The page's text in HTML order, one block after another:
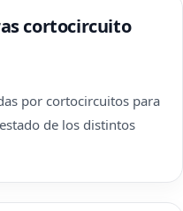
cortocircuito
por cortocircuitos para
de los distintos